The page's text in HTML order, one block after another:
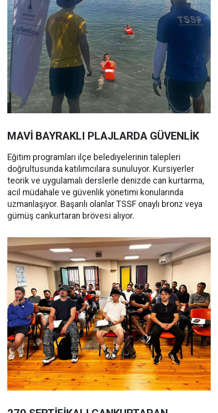
MAVİ BAYRAKLI PLAJLARDA GÜVENLİK
Eğitim programları ilçe belediyelerinin talepleri
doğrultusunda katılımcılara sunuluyor. Kursiyerler
teorik ve uygulamalı derslerle denizde can kurtarma,
acil müdahale ve güvenlik yönetimi konularında
uzmanlaşıyor. Başarılı olanlar TSSF onaylı bronz veya
gümüş cankurtaran brövesi alıyor.